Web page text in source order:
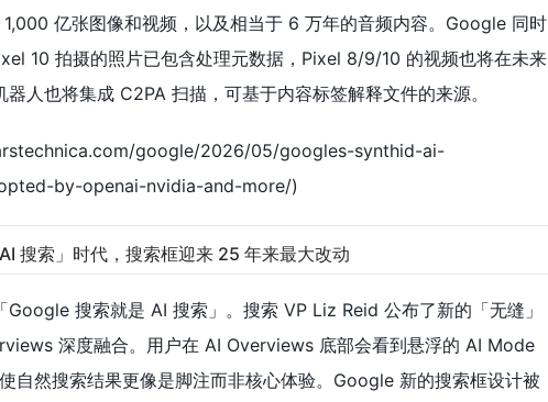
亿张图像和视频，以及相当于 6 万年的音频内容。Google 同时
10 拍摄的照片已包含处理元数据，Pixel 8/9/10 的视频也将在未来
人也将集成 C2PA 扫描，可基于内容标签解释文件的来源。
google/2026/05/googles-synthid-ai-
by-openai-nvidia-and-more/)
搜索」时代，搜索框迎来 25 年来最大改动
搜索就是 AI 搜索」。搜索 VP Liz Reid 公布了新的「无缝」
深度融合。用户在 AI Overviews 底部会看到悬浮的 AI Mode
自然搜索结果更像是脚注而非核心体验。Google 新的搜索框设计被